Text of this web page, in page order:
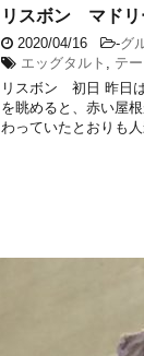
リスボン マド
2020/04/16 -グ
エッグタルト , テ
リスボン 初日 昨日
を眺めると、赤い屋
わっていたとおりも